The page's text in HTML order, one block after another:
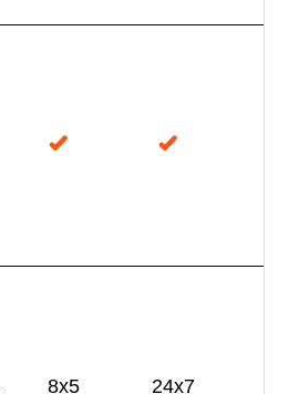
8x5 24x7